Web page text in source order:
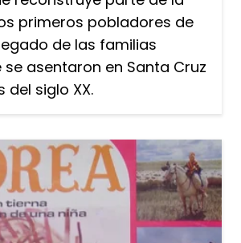
primeros pobladores de
de las familias
asentaron en Santa Cruz
del siglo XX.